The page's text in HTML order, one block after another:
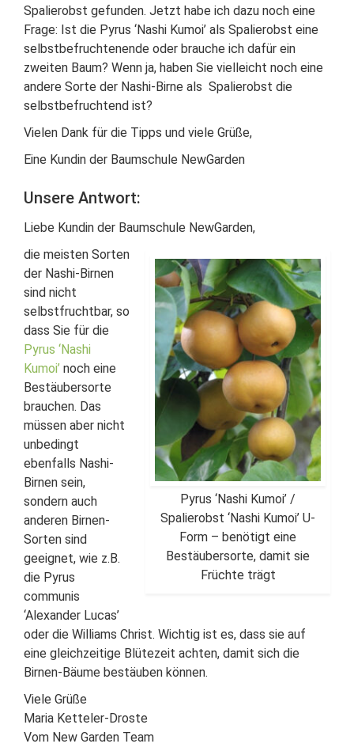
Spalierobst gefunden. Jetzt habe ich dazu noch eine
Frage: Ist die Pyrus ‘Nashi Kumoi’ als Spalierobst eine
selbstbefruchtenende oder brauche ich dafür ein
zweiten Baum? Wenn ja, haben Sie vielleicht noch eine
andere Sorte der Nashi-Birne als Spalierobst die
selbstbefruchtend ist?
Vielen Dank für die Tipps und viele Grüße,
Eine Kundin der Baumschule NewGarden
Unsere Antwort:
Liebe Kundin der Baumschule NewGarden,
Pyrus ‘Nashi Kumoi’ /
Spalierobst ‘Nashi Kumoi’ U-
Form – benötigt eine
Bestäubersorte, damit sie
Früchte trägt
die meisten Sorten
der Nashi-Birnen
sind nicht
selbstfruchtbar, so
dass Sie für die
Pyrus ‘Nashi
Kumoi’ noch eine
Bestäubersorte
brauchen. Das
müssen aber nicht
unbedingt
ebenfalls Nashi-
Birnen sein,
sondern auch
anderen Birnen-
Sorten sind
geeignet, wie z.B.
die Pyrus
communis
‘Alexander Lucas’
oder die Williams Christ. Wichtig ist es, dass sie auf
eine gleichzeitige Blütezeit achten, damit sich die
Birnen-Bäume bestäuben können.
Viele Grüße
Maria Ketteler-Droste
Vom New Garden Team